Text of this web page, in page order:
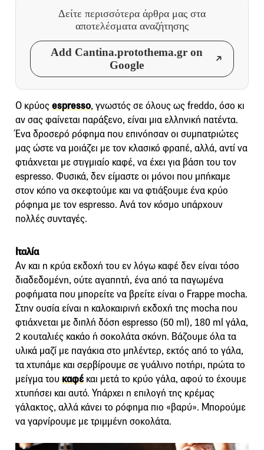
Δείτε περισσότερα άρθρα μας στα
αποτελέσματα αναζήτησης
Add Cantina.protothema.gr on
Google
Ο κρύοςespresso, γνωστός σε όλους ως freddo, όσο κι
αν σας φαίνεται παράξενο, είναι μια ελληνική πατέντα.
Ένα δροσερό ρόφημα που επινόησαν οι συμπατριώτες
μας ώστε να μοιάζει με τον κλασικό φραπέ, αλλά, αντί να
φτιάχνεται με στιγμιαίο καφέ, να έχει για βάση του τον
espresso. Φυσικά, δεν είμαστε οι μόνοι που μπήκαμε
στον κόπο να σκεφτούμε και να φτιάξουμε ένα κρύο
ρόφημα με τον espresso. Ανά τον κόσμο υπάρχουν
πολλές συνταγές.
Ιταλία
Αν και η κρύα εκδοχή του εν λόγω καφέ δεν είναι τόσο
διαδεδομένη, ούτε αγαπητή, ένα από τα παγωμένα
ροφήματα που μπορείτε να βρείτε είναι ο Frappe mocha.
Στην ουσία είναι η καλοκαιρινή εκδοχή της mocha που
φτιάχνεται με διπλή δόση espresso (50 ml), 180 ml γάλα,
2 κουταλιές κακάο ή σοκολάτα σκόνη. Βάζουμε όλα τα
υλικά μαζί με παγάκια στο μπλέντερ, εκτός από το γάλα,
τα χτυπάμε και σερβίρουμε σε γυάλινο ποτήρι, πρώτα το
μείγμα του καφέκαι μετά το κρύο γάλα, αφού το έχουμε
χτυπήσει και αυτό. Υπάρχει η επιλογή της κρέμας
γάλακτος, αλλά κάνει το ρόφημα πιο «βαρύ». Μπορούμε
να γαρνίρουμε με τριμμένη σοκολάτα.